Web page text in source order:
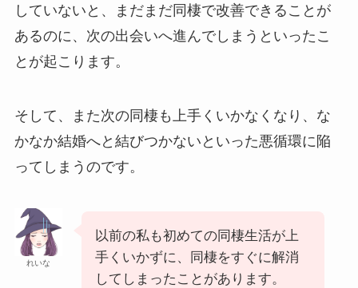
していないと、まだまだ同棲で改善できることが
あるのに、次の出会いへ進んでしまうといったこ
とが起こります。
そして、また次の同棲も上手くいかなくなり、な
かなか結婚へと結びつかないといった悪循環に陥
ってしまうのです。
れいな
以前の私も初めての同棲生活が上
手くいかずに、同棲をすぐに解消
してしまったことがあります。